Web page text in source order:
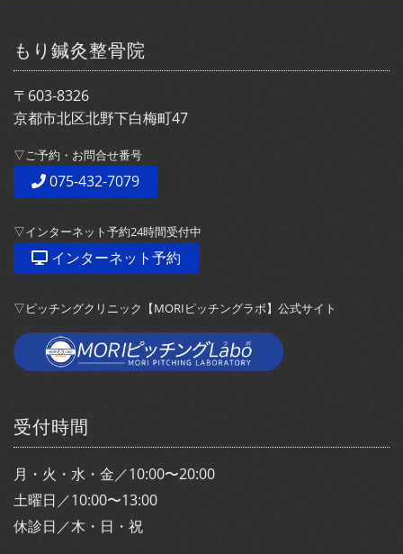
もり鍼灸整骨院
〒603-8326
京都市北区北野下白梅町47
▽ご予約・お問合せ番号
075-432-7079
▽インターネット予約24時間受付中
インターネット予約
▽ピッチングクリニック【MORIピッチングラボ】公式サイト
受付時間
月・火・水・金／10:00〜20:00
土曜日／10:00〜13:00
休診日／木・日・祝